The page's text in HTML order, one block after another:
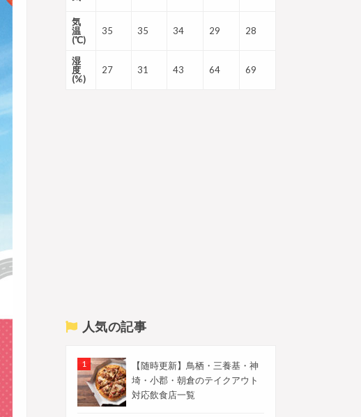
気
温
(℃)
35 35 34 29 28
湿
度
(%)
27 31 43 64 69
人気の記事
【随時更新】鳥栖・三養基・神
埼・小郡・朝倉のテイクアウト
対応飲食店一覧